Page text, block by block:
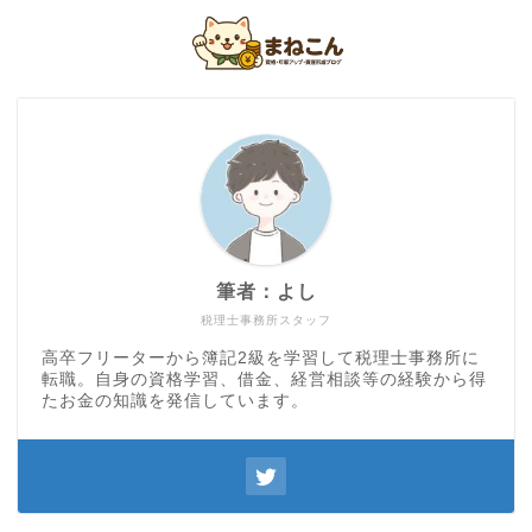
税理士事務所スタッフ
筆者：よし
高卒フリーターから簿記2級を学習して税理士事務所に
転職。自身の資格学習、借金、経営相談等の経験から得
たお金の知識を発信しています。